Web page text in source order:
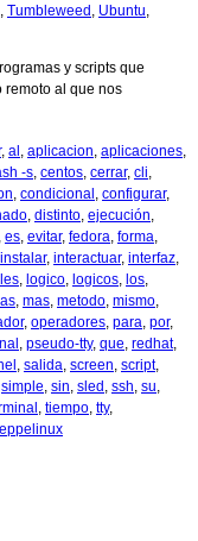
, Tumbleweed , Ubuntu,
y scripts que
remoto al que nos
, al , aplicacion, aplicaciones,
-s, centos, cerrar, cli,
, condicional , configurar,
, distinto, ejecución,
, es, evitar, fedora, forma,
instalar, interactuar, interfaz,
, logico, logicos, los,
, mas, metodo, mismo,
, operadores, para, por,
, pseudo-tty, que, redhat,
, salida, screen, script,
simple, sin, sled , ssh, su,
, tiempo, tty,